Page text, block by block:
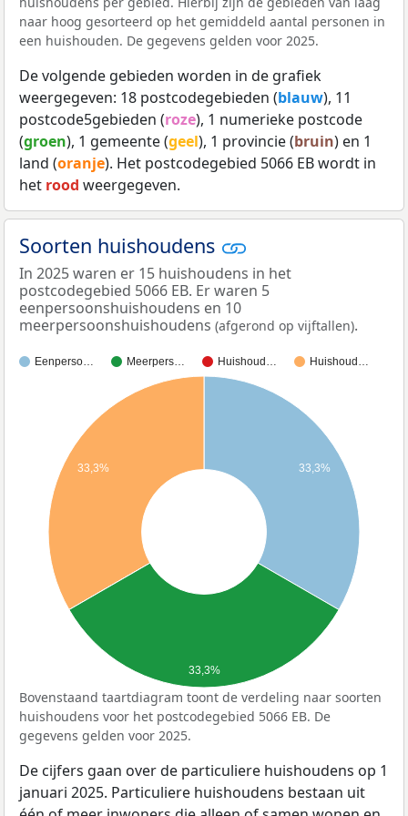
naar hoog gesorteerd op het gemiddeld aantal personen in
een huishouden. De gegevens gelden voor 2025.
De volgende gebieden worden in de grafiek
weergegeven: 18 postcodegebieden (blauw), 11
postcode5gebieden (roze), 1 numerieke postcode
(groen), 1 gemeente (geel), 1 provincie (bruin) en 1
land (oranje). Het postcodegebied 5066 EB wordt in
het rood weergegeven.
Soorten huishoudens
In 2025 waren er 15 huishoudens in het
postcodegebied 5066 EB. Er waren 5
eenpersoonshuishoudens en 10
meerpersoonshuishoudens (afgerond op vijftallen).
Eenperso… Meerpers… Huishoud… Huishoud…
33,3%
33,3%
33,3%
Bovenstaand taartdiagram toont de verdeling naar soorten
huishoudens voor het postcodegebied 5066 EB. De
gegevens gelden voor 2025.
De cijfers gaan over de particuliere huishoudens op 1
januari 2025. Particuliere huishoudens bestaan uit